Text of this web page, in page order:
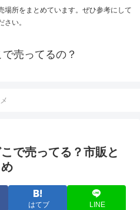
場所をまとめています。ぜひ参考にして
さい。
売ってるの？
で売ってる？市販と
はてブ LINE